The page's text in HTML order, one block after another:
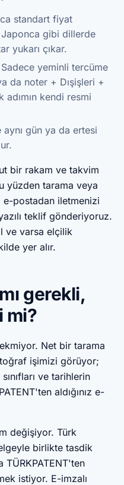
standart fiyat
Japonca gibi dillerde
yukarı çıkar.
Sadece yeminli tercüme
da noter + Dışişleri +
kendi resmi
gün ya da ertesi
bir rakam ve takvim
yüzden tarama veya
postadan iletmenizi
teklif gönderiyoruz.
ve varsa elçilik
yer alır.
gerekli,
mi?
Net bir tarama
işimizi görüyor;
ve tarihlerin
aldığınız e-
değişiyor. Türk
birlikte tasdik
TÜRKPATENT'ten
istiyor. E-imzalı